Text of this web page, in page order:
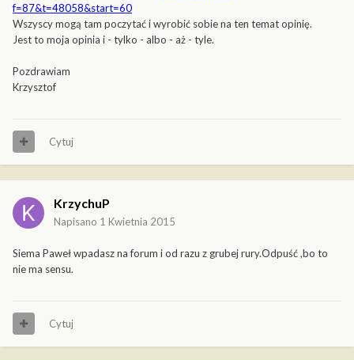
f=87&t=48058&start=60
Wszyscy mogą tam poczytać i wyrobić sobie na ten temat opinię.
Jest to moja opinia i - tylko - albo - aż - tyle.
Pozdrawiam
Krzysztof
Cytuj
KrzychuP
Napisano 1 Kwietnia 2015
Siema Paweł wpadasz na forum i od razu z grubej rury.Odpuść ,bo to
nie ma sensu.
Cytuj